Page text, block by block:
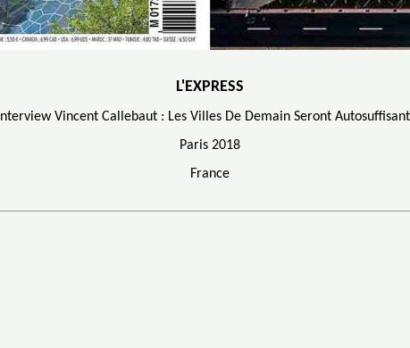
L'EXPRESS
Interview Vincent Callebaut : Les Villes De Demain Seront
Paris 2018
France